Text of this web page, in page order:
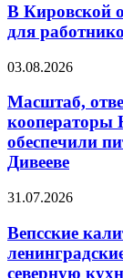
В Кировской
для
03.08.2026
Масштаб,
кооператоры
обеспечили
Дивееве
31.07.2026
Вепсские
северную